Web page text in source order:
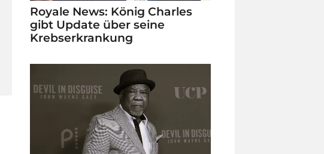
Royale News: König Charles
gibt Update über seine
Krebserkrankung